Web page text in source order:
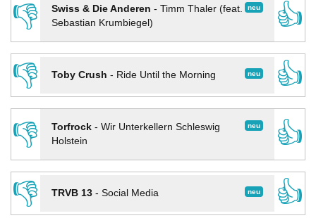
👎
neu
Swiss & Die Anderen - Timm Thaler (feat.
Sebastian Krumbiegel)
👍
👎
neu
Toby Crush - Ride Until the Morning
👍
👎
neu
Torfrock- Wir Unterkellern Schleswig
Holstein
👍
👎
neu
TRVB 13- Social Media
👍